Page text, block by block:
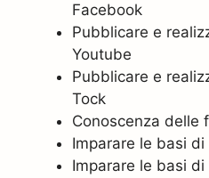
Facebook
Pubblicare e
Youtube
Pubblicare e
Tock
Conoscenza delle
Imparare le basi di
Imparare le basi